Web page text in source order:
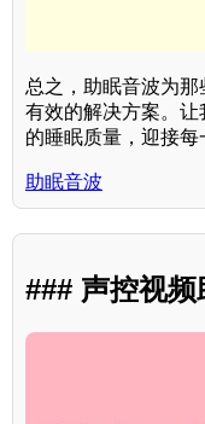
总之，助眠音波为
有效的解决方案。
的睡眠质量，迎接每
助眠音波
### 声控视